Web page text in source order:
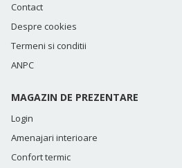
Contact
Despre cookies
Termeni si conditii
ANPC
MAGAZIN DE PREZENTARE
Login
Amenajari interioare
Confort termic